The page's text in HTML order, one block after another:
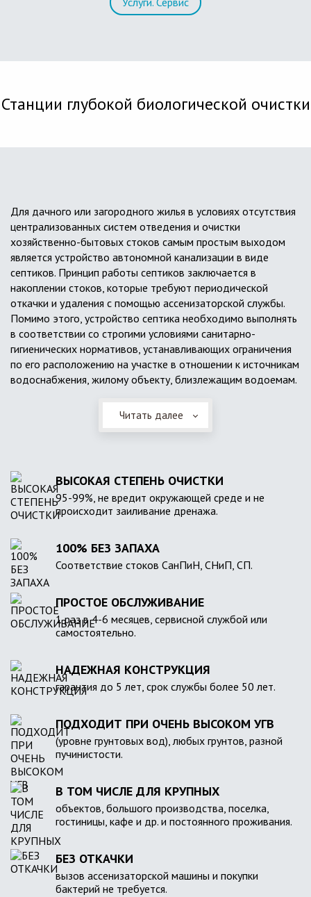
Станции глубокой биологической очистки
Для дачного или загородного жилья в условиях отсутствия
централизованных систем отведения и очистки
хозяйственно-бытовых стоков самым простым выходом
является устройство автономной канализации в виде
септиков. Принцип работы септиков заключается в
накоплении стоков, которые требуют периодической
откачки и удаления с помощью ассенизаторской службы.
Помимо этого, устройство септика необходимо выполнять
в соответствии со строгими условиями санитарно-
гигиенических нормативов, устанавливающих ограничения
по его расположению на участке в отношении к источникам
водоснабжения, жилому объекту, близлежащим водоемам.
Читать далее
ВЫСОКАЯ СТЕПЕНЬ ОЧИСТКИ
95-99%, не вредит окружающей среде и не
происходит заиливание дренажа.
100% БЕЗ ЗАПАХА
Соответствие стоков СанПиН, СНиП, СП.
ПРОСТОЕ ОБСЛУЖИВАНИЕ
1 раз в 4-6 месяцев, сервисной службой или
самостоятельно.
НАДЕЖНАЯ КОНСТРУКЦИЯ
гарантия до 5 лет, срок службы более 50 лет.
ПОДХОДИТ ПРИ ОЧЕНЬ ВЫСОКОМ УГВ
(уровне грунтовых вод), любых грунтов, разной
пучинистости.
В ТОМ ЧИСЛЕ ДЛЯ КРУПНЫХ
объектов, большого производства, поселка,
гостиницы, кафе и др. и постоянного проживания.
БЕЗ ОТКАЧКИ
вызов ассенизаторской машины и покупки
бактерий не требуется.